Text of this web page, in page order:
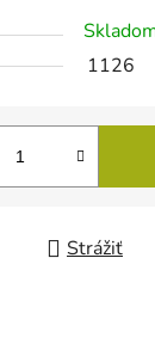
1126
Strážiť